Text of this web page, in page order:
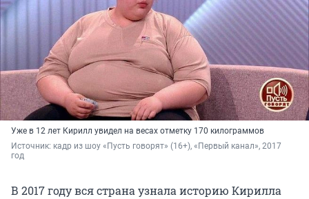
Уже в 12 лет Кирилл увидел на весах отметку 170 килограммов
Источник: кадр из шоу «Пусть говорят» (16+), «Первый канал», 2017
год
В 2017 году вся страна узнала историю Кирилла